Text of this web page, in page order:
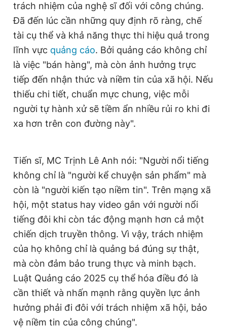
trách nhiệm của nghệ sĩ đối với công chúng.
Đã đến lúc cần những quy định rõ ràng, chế
tài cụ thể và khả năng thực thi hiệu quả trong
lĩnh vực quảng cáo. Bởi quảng cáo không chỉ
là việc "bán hàng", mà còn ảnh hưởng trực
tiếp đến nhận thức và niềm tin của xã hội. Nếu
thiếu chi tiết, chuẩn mực chung, việc mỗi
người tự hành xử sẽ tiềm ẩn nhiều rủi ro khi đi
xa hơn trên con đường này".
Tiến sĩ, MC Trịnh Lê Anh nói: "Người nổi tiếng
không chỉ là "người kể chuyện sản phẩm" mà
còn là "người kiến tạo niềm tin". Trên mạng xã
hội, một status hay video gắn với người nổi
tiếng đôi khi còn tác động mạnh hơn cả một
chiến dịch truyền thông. Vì vậy, trách nhiệm
của họ không chỉ là quảng bá đúng sự thật,
mà còn đảm bảo trung thực và minh bạch.
Luật Quảng cáo 2025 cụ thể hóa điều đó là
cần thiết và nhấn mạnh rằng quyền lực ảnh
hưởng phải đi đôi với trách nhiệm xã hội, bảo
vệ niềm tin của công chúng".